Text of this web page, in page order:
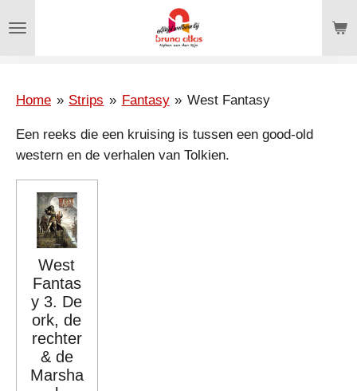
direct
hoofdinhoud
Home » Strips » Fantasy » West Fantasy
Een reeks die een kruising is tussen een good-old
western en de verhalen van Tolkien.
West
Fantas
y 3. De
ork, de
rechter
& de
Marsha